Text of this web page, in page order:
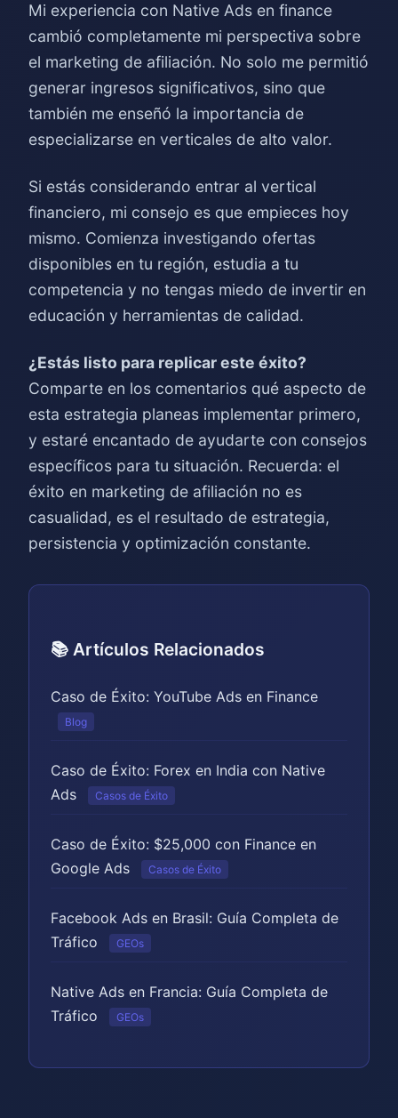
Mi experiencia con Native Ads en finance
cambió completamente mi perspectiva sobre
el marketing de afiliación. No solo me permitió
generar ingresos significativos, sino que
también me enseñó la importancia de
especializarse en verticales de alto valor.
Si estás considerando entrar al vertical
financiero, mi consejo es que empieces hoy
mismo. Comienza investigando ofertas
disponibles en tu región, estudia a tu
competencia y no tengas miedo de invertir en
educación y herramientas de calidad.
¿Estás listo para replicar este éxito?
Comparte en los comentarios qué aspecto de
esta estrategia planeas implementar primero,
y estaré encantado de ayudarte con consejos
específicos para tu situación. Recuerda: el
éxito en marketing de afiliación no es
casualidad, es el resultado de estrategia,
persistencia y optimización constante.
📚 Artículos Relacionados
Caso de Éxito: YouTube Ads en Finance
Blog
Caso de Éxito: Forex en India con Native
Ads
Casos de Éxito
Caso de Éxito: $25,000 con Finance en
Google Ads
Casos de Éxito
Facebook Ads en Brasil: Guía Completa de
Tráfico
GEOs
Native Ads en Francia: Guía Completa de
Tráfico
GEOs